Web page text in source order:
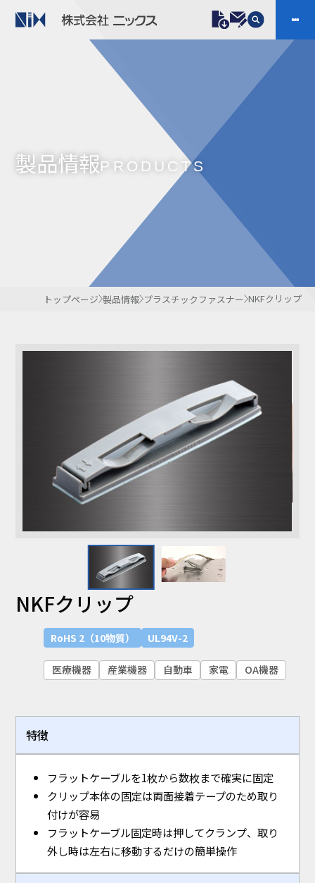
プラスチックファスナー 機構部品
ケーブルマーカー
樹脂継手、配管施工
防虫忌避製品ARINIX プリント基板実装関連
会社案内
IR
お問い合わせ 開発・導入実績
よくあるご質問
査結果
利用規約
個人情報保護方
製品情報PRODUCTS
トップページ 製品情報 プラスチックファスナー NKFクリップ
NKFクリップ
RoHS 2（10物質） UL94V-2
医療機器 産業機器 自動車 家電 OA機器
特徴
フラットケーブルを1枚から数枚まで確実に固定
クリップ本体の固定は両面接着テープのため取り
付けが容易
フラットケーブル固定時は押してクランプ、取り
外し時は左右に移動するだけの簡単操作